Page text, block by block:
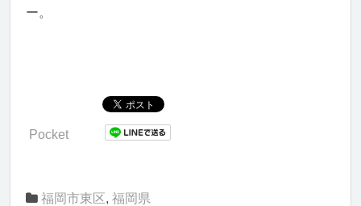
ー。
Pocket
福岡市東区, 福岡県